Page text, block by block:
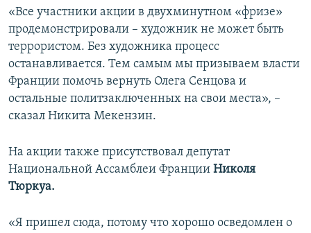
«Все участники акции в двухминутном «фризе»
продемонстрировали – художник не может быть
террористом. Без художника процесс
останавливается. Тем самым мы призываем власти
Франции помочь вернуть Олега Сенцова и
остальные политзаключенных на свои места», –
сказал Никита Мекензин.
На акции также присутствовал депутат
Национальной Ассамблеи Франции Николя
Тюркуа.
«Я пришел сюда, потому что хорошо осведомлен о